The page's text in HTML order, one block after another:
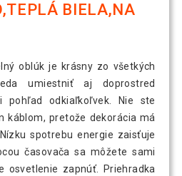
BIELA,NA
oblúk je krásny zo všetkých
umiestniť aj doprostred
odkiaľkoľvek. Nie ste
káblom, pretože dekorácia má
spotrebu energie zaisťuje
časovača sa môžete sami
osvetlenie zapnúť. Priehradka